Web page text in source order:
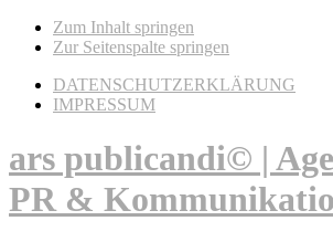
Zum Inhalt springen
Zur Seitenspalte springen
DATENSCHUTZERKLÄRUNG
IMPRESSUM
ars publicandi© |
PR &